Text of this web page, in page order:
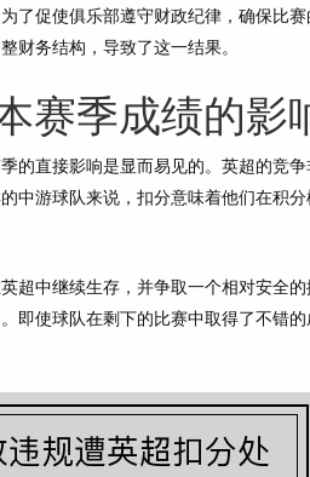
了促使俱乐部遵守财政纪律，确保比
财务结构，导致了这一结果。
赛季成绩的影
的直接影响是显而易见的。英超的竞
中游球队来说，扣分意味着他们在积
超中继续生存，并争取一个相对安全
即使球队在剩下的比赛中取得了不错